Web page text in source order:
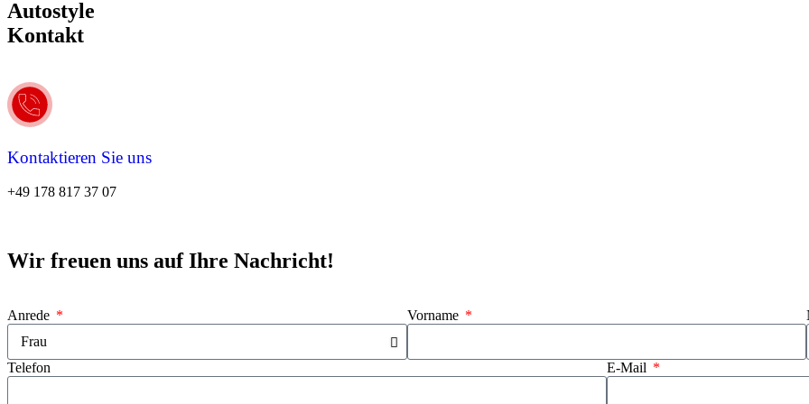
Autostyle
Kontakt
Kontaktieren Sie uns
+49 178 817 37 07
Wir freuen uns auf Ihre Nachricht!
Anrede Vorname
Telefon E-Mail